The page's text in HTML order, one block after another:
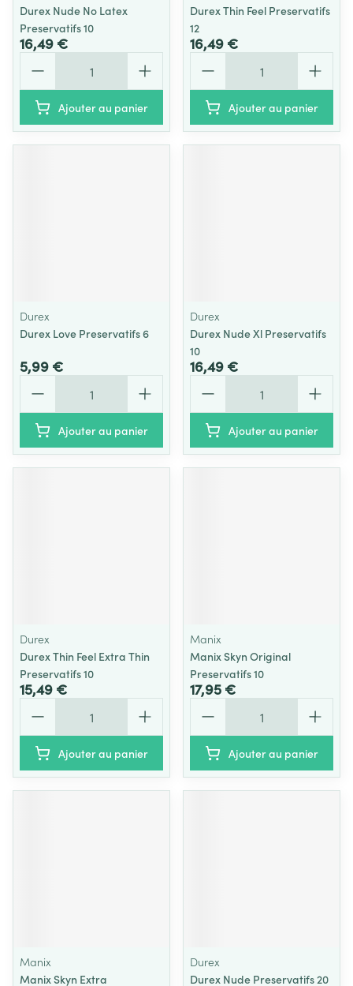
Durex Nude No Latex
Preservatifs 10
16,49 €
Ajouter au panier
Durex Thin Feel Preservatifs
12
16,49 €
Ajouter au panier
Durex
Durex Love Preservatifs 6
5,99 €
Ajouter au panier
Durex
Durex Nude Xl Preservatifs
10
16,49 €
Ajouter au panier
Durex
Durex Thin Feel Extra Thin
Preservatifs 10
15,49 €
Ajouter au panier
Manix
Manix Skyn Original
Preservatifs 10
17,95 €
Ajouter au panier
Manix
Manix Skyn Extra
Durex
Durex Nude Preservatifs 20